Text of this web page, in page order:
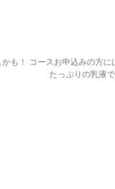
も！ コースお申込みの方に
っぷりの乳液で癒す